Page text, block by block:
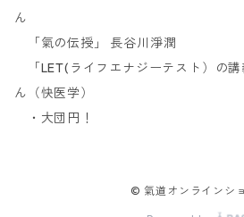
ん
「氣の伝授」 長谷川淨潤
「LET(ライフエナジーテスト）の講
ん（快医学）
・大団円！
© 氣道オンラインシ